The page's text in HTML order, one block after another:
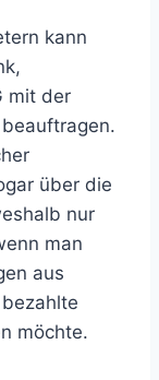
kann
mit der
über die
nur
man
aus
möchte.